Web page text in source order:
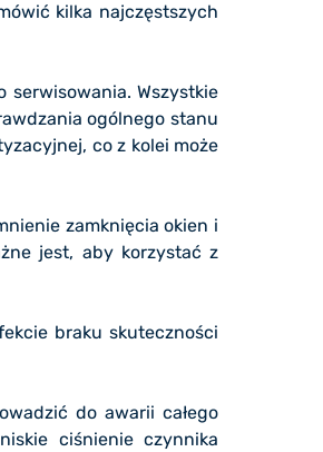
kilka najczęstszych
Wszystkie
ogólnego stanu
co z kolei może
zamknięcia okien i
jest, aby korzystać z
braku skuteczności
do awarii całego
ciśnienie czynnika